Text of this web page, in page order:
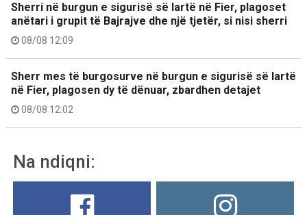
Sherri në burgun e sigurisë së lartë në Fier, plagoset
anëtari i grupit të Bajrajve dhe një tjetër, si nisi sherri
08/08 12:09
Sherr mes të burgosurve në burgun e sigurisë së lartë
në Fier, plagosen dy të dënuar, zbardhen detajet
08/08 12:02
Na ndiqni: